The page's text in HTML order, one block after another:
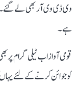
وی ڈی وی آر بھی لے
ہے۔
قومی آواز اب ٹیلی گرام
کو جوائن کرنے کے لئے